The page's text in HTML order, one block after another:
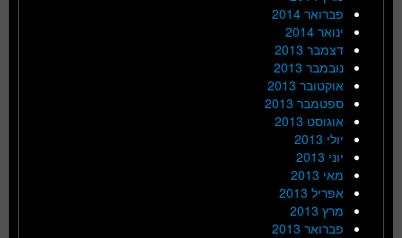
פברואר 2014
ינואר 2014
דצמבר 2013
נובמבר 2013
אוקטובר 2013
ספטמבר 2013
אוגוסט 2013
יולי 2013
יוני 2013
מאי 2013
אפריל 2013
מרץ 2013
פברואר 2013